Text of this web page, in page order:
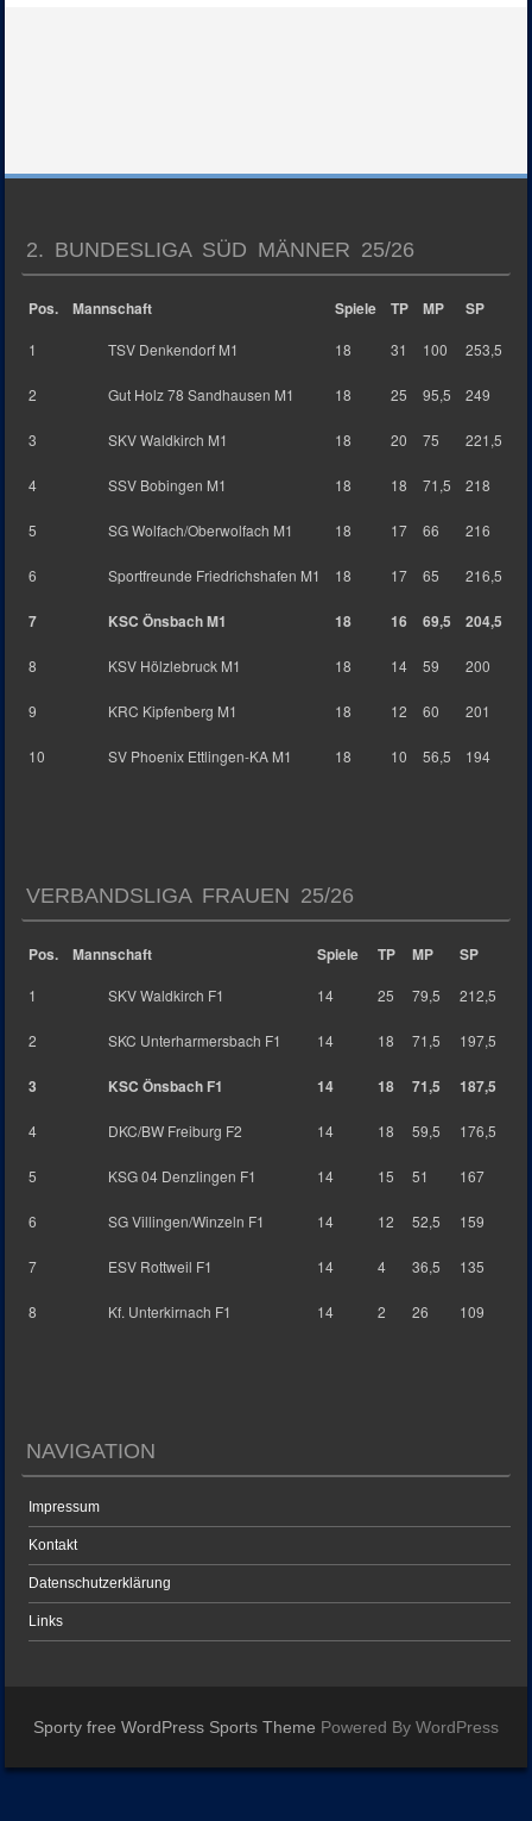
2. BUNDESLIGA SÜD MÄNNER 25/26
Pos. Mannschaft Spiele TP MP SP
1 TSV Denkendorf M1 18 31 100 253,5
2 Gut Holz 78 Sandhausen M1 18 25 95,5 249
3 SKV Waldkirch M1 18 20 75 221,5
4 SSV Bobingen M1 18 18 71,5 218
5 SG Wolfach/Oberwolfach M1 18 17 66 216
6 Sportfreunde Friedrichshafen M1 18 17 65 216,5
7 KSC Önsbach M1 18 16 69,5 204,5
8 KSV Hölzlebruck M1 18 14 59 200
9 KRC Kipfenberg M1 18 12 60 201
10 SV Phoenix Ettlingen-KA M1 18 10 56,5 194
VERBANDSLIGA FRAUEN 25/26
Pos. Mannschaft Spiele TP MP SP
1 SKV Waldkirch F1 14 25 79,5 212,5
2 SKC Unterharmersbach F1 14 18 71,5 197,5
3 KSC Önsbach F1 14 18 71,5 187,5
4 DKC/BW Freiburg F2 14 18 59,5 176,5
5 KSG 04 Denzlingen F1 14 15 51 167
6 SG Villingen/Winzeln F1 14 12 52,5 159
7 ESV Rottweil F1 14 4 36,5 135
8 Kf. Unterkirnach F1 14 2 26 109
NAVIGATION
Impressum
Kontakt
Datenschutzerklärung
Links
Sporty free WordPress Sports Theme Powered By WordPress